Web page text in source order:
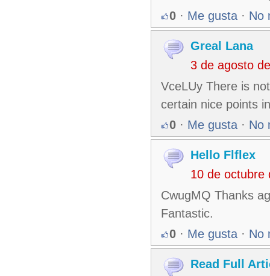
0 · Me gusta · No
Greal Lana
3 de agosto
VceLUy There is
certain nice points
0 · Me gusta · No
Hello Flflex
10 de octubre
CwugMQ Thanks
Fantastic.
0 · Me gusta · No
Read Full